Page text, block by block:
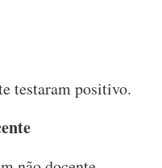
testaram positivo.